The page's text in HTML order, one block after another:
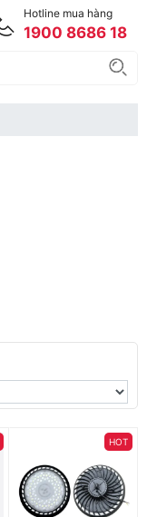
Hotline mua hàng
1900 8686 18
HOT